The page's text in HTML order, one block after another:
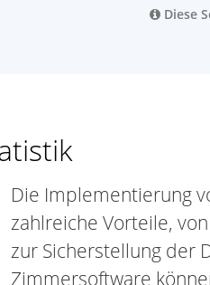
Diese
Die Implementierung
zahlreiche Vorteile,
zur Sicherstellung der
Zimmersoftware